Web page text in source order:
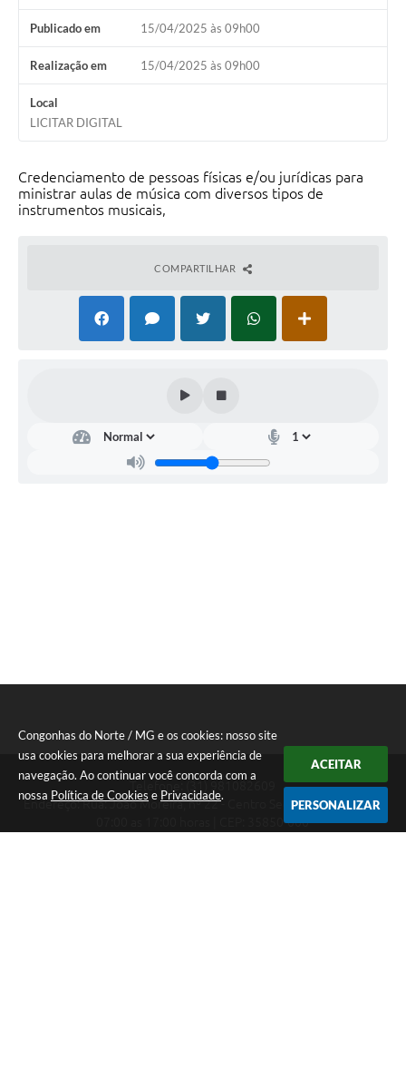
Congonhas do Norte / MG e os cookies: nosso site
usa cookies para melhorar a sua experiência de
navegação. Ao continuar você concorda com a
nossa Política de Cookies e Privacidade.
ACEITAR
PERSONALIZAR
Publicado em 15/04/2025 às 09h00
Realização em 15/04/2025 às 09h00
Local
LICITAR DIGITAL
Credenciamento de pessoas físicas e/ou jurídicas para
ministrar aulas de música com diversos tipos de
instrumentos musicais,
COMPARTILHAR
Endereço: Rua: João Moreira, nº 22 - Centro Segunda a Sexta das
07:00 as 17:00 horas | CEP: 35850-000